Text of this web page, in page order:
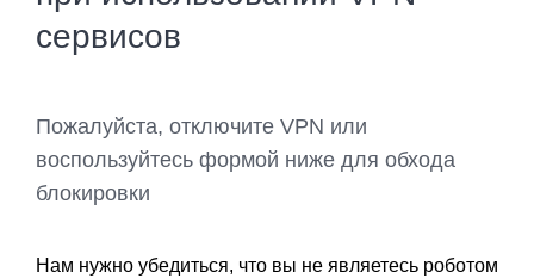
сервисов
Пожалуйста, отключите VPN или
воспользуйтесь формой ниже для обхода
блокировки
Нам нужно убедиться, что вы не являетесь роботом